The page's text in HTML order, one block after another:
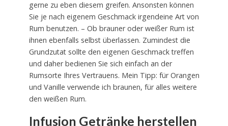
gerne zu eben diesem greifen. Ansonsten können
Sie je nach eigenem Geschmack irgendeine Art von
Rum benutzen. – Ob brauner oder weißer Rum ist
ihnen ebenfalls selbst überlassen. Zumindest die
Grundzutat sollte den eigenen Geschmack treffen
und daher bedienen Sie sich einfach an der
Rumsorte Ihres Vertrauens. Mein Tipp: für Orangen
und Vanille verwende ich braunen, für alles weitere
den weißen Rum.
Infusion Getränke herstellen